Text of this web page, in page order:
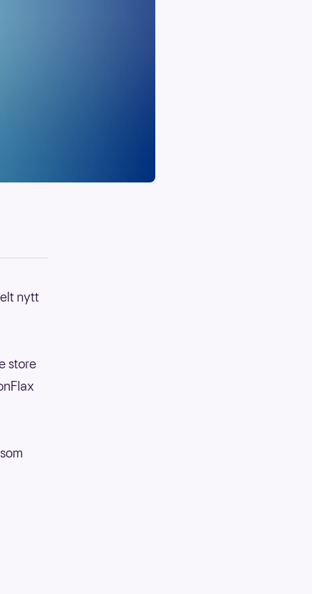
nytt
store